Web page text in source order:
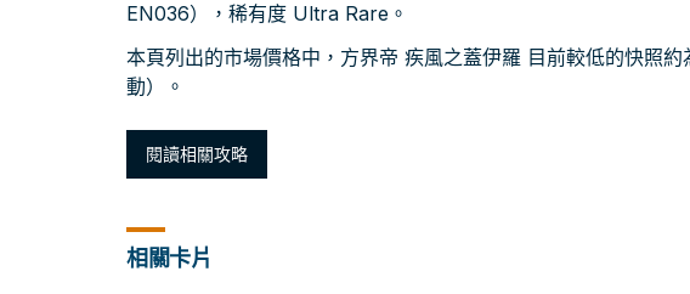
EN036），稀有度 Ultra Rare。
本頁列出的市場價格中，方界帝 疾風之蓋伊羅 目前較低的快照
動）。
閱讀相關攻略
相關卡片